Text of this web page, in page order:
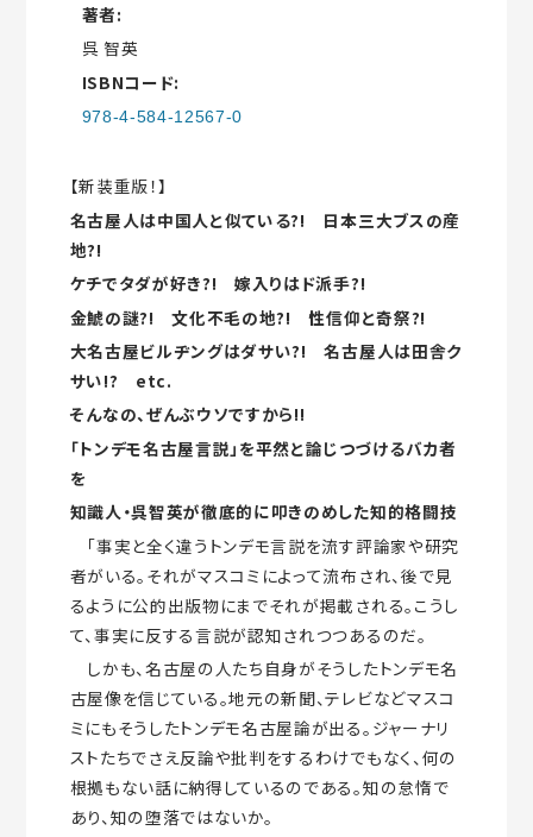
著者:
呉 智英
ISBNコード:
978-4-584-12567-0
【新装重版！】
名古屋人は中国人と似ている?! 日本三大ブスの産
地?!
ケチでタダが好き?! 嫁入りはド派手?!
金鯱の謎?! 文化不毛の地?! 性信仰と奇祭?!
大名古屋ビルヂングはダサい?! 名古屋人は田舎ク
サい!? etc.
そんなの、ぜんぶウソですから!!
「トンデモ名古屋言説」を平然と論じつづけるバカ者
を
知識人・呉智英が徹底的に叩きのめした知的格闘技
「事実と全く違うトンデモ言説を流す評論家や研究
者がいる。それがマスコミによって流布され、後で見
るように公的出版物にまでそれが掲載される。こうし
て、事実に反する言説が認知されつつあるのだ。
しかも、名古屋の人たち自身がそうしたトンデモ名
古屋像を信じている。地元の新聞、テレビなどマスコ
ミにもそうしたトンデモ名古屋論が出る。ジャーナリ
ストたちでさえ反論や批判をするわけでもなく、何の
根拠もない話に納得しているのである。知の怠惰で
あり、知の堕落ではないか。